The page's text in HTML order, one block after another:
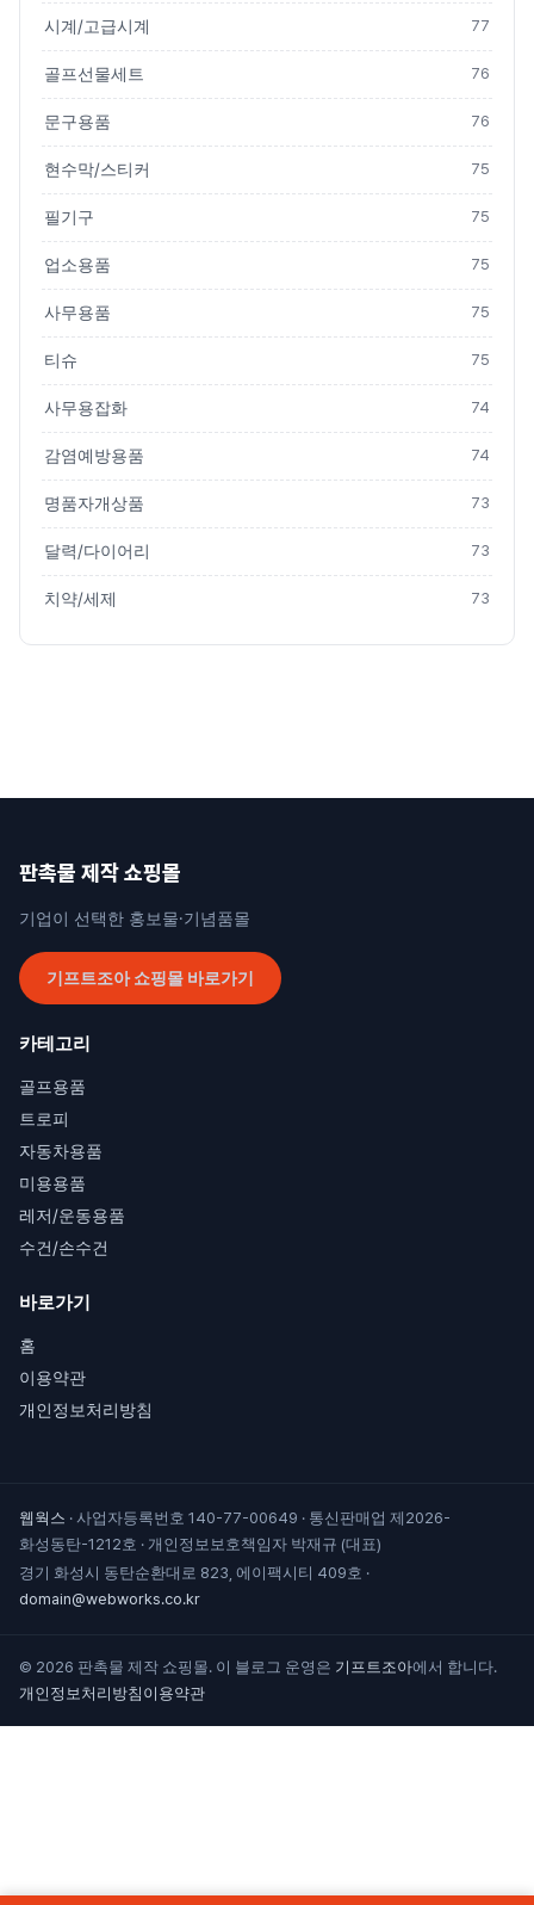
시계/고급시계 77
골프선물세트 76
문구용품 76
현수막/스티커 75
필기구 75
업소용품 75
사무용품 75
티슈 75
사무용잡화 74
감염예방용품 74
명품자개상품 73
달력/다이어리 73
치약/세제 73
판촉물 제작 쇼핑몰
기업이 선택한 홍보물·기념품몰
기프트조아 쇼핑몰 바로가기
카테고리
골프용품
트로피
자동차용품
미용용품
레저/운동용품
수건/손수건
바로가기
홈
이용약관
개인정보처리방침
웹웍스 · 사업자등록번호 140-77-00649 · 통신판매업 제2026-
화성동탄-1212호 · 개인정보보호책임자 박재규 (대표)
경기 화성시 동탄순환대로 823, 에이팩시티 409호 ·
domain@webworks.co.kr
© 2026 판촉물 제작 쇼핑몰. 이 블로그 운영은 기프트조아에서 합니다.
개인정보처리방침 이용약관